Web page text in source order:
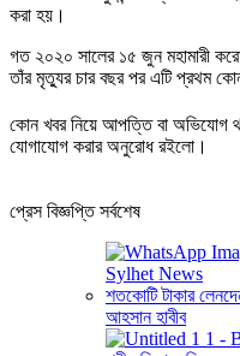
করা হয়।
গত ২০২০ সালের ১৫ জুন মহামারী
তাঁর মৃত্যুর চার বছর পর এটি প্রথম
কোন খবর নিয়ে আপত্তি বা অভিযোগ
যোগাযোগ করার অনুরোধ রইলো।
প্রেস বিজ্ঞপ্তি সর্বশেষ
শতকোটি টাকার
আহসান হাবীব